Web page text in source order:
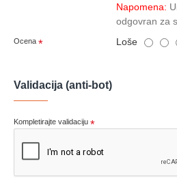
Napomena:
odgovran za
Ocena Loše
Validacija (anti-bot)
Kompletirajte validaciju